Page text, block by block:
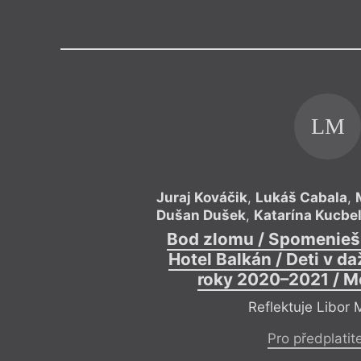
LM
Juraj Kováčik, Lukáš Cabala,
Dušan Dušek, Katarína
Bod zlomu /
Hotel Balkán / Deti v
roky 2020–2021 /
Reflektuje Libor
Pro